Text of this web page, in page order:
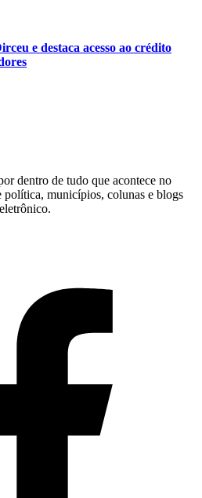
e destaca acesso ao crédito
dentro de tudo que acontece no
política, municípios, colunas e blogs